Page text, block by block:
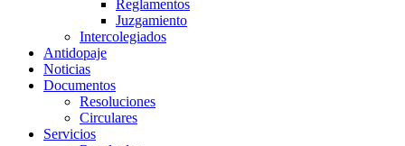
Reglamentos
Juzgamiento
Intercolegiados
Antidopaje
Noticias
Documentos
Resoluciones
Circulares
Servicios